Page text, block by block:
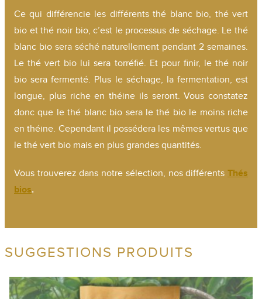
Ce qui différencie les différents thé blanc bio, thé vert
bio et thé noir bio, c’est le processus de séchage. Le thé
blanc bio sera séché naturellement pendant 2 semaines.
Le thé vert bio lui sera torréfié. Et pour finir, le thé noir
bio sera fermenté. Plus le séchage, la fermentation, est
longue, plus riche en théine ils seront. Vous constatez
donc que le thé blanc bio sera le thé bio le moins riche
en théine. Cependant il possédera les mêmes vertus que
le thé vert bio mais en plus grandes quantités.
Vous trouverez dans notre sélection, nos différents Thés
bios.
SUGGESTIONS PRODUITS